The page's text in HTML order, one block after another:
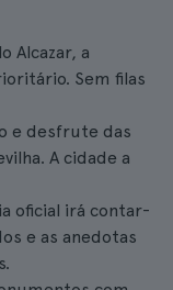
Alcazar, a
Sem filas
e desfrute das
A cidade a
oficial irá contar-
e as anedotas